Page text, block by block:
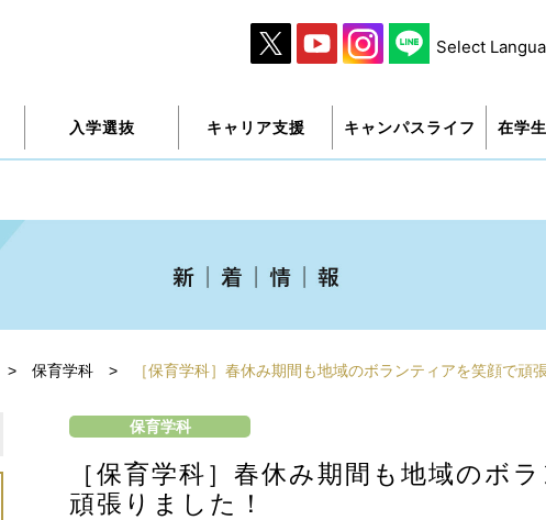
Select
入学選抜 キャリア支援 キャンパスライフ 在学
> 保育学科 > ［保育学科］春休み期間も地域のボランティアを笑顔で頑
保育学科
［保育学科］春休み期間も地域のボ
頑張りました！